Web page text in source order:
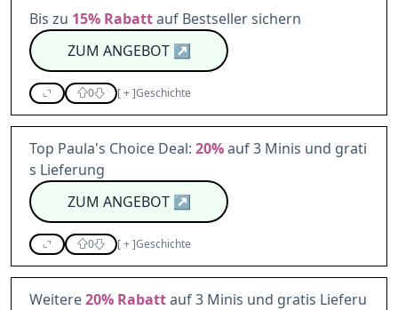
Bis zu 15% Rabattauf Bestseller sichern
ZUM ANGEBOT↗
0 [+]Geschichte
Top Paula's Choice Deal: 20%auf 3 Minis und grati
s Lieferung
ZUM ANGEBOT↗
0 [+]Geschichte
Weitere20% Rabattauf 3 Minis und gratis Lieferu